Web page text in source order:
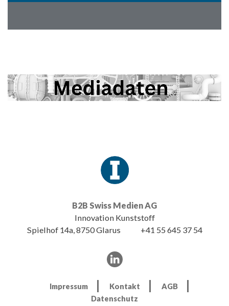
B2B Swiss Medien AG
Innovation Kunststoff
Spielhof 14a, 8750 Glarus
+41 55 645 37 54
Impressum Kontakt
AGB
Datenschutz